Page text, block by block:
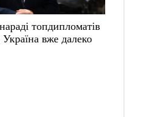
топдипломатів
вже далеко